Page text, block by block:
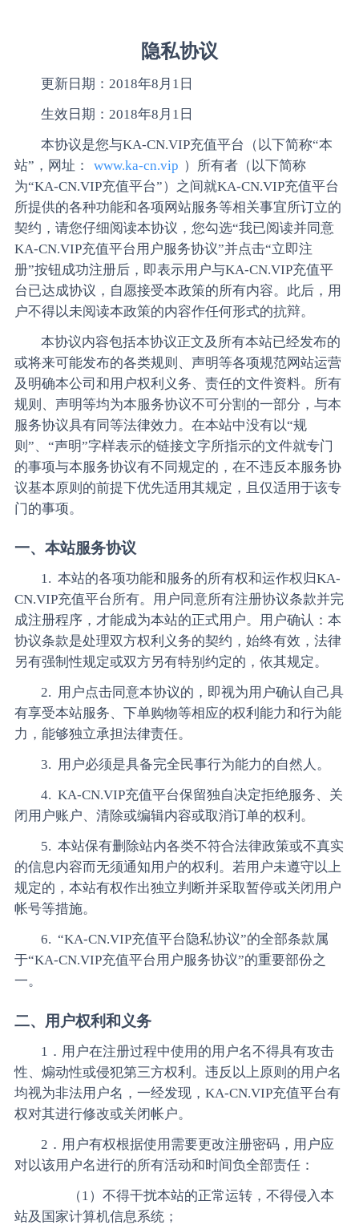
隐私协议
更新日期：2018年8月1日
生效日期：2018年8月1日
本协议是您与KA-CN.VIP充值平台（以下简称“本
站”，网址：
www.ka-cn.vip ）所有者（以下简称
为“KA-CN.VIP充值平台”）之间就KA-CN.VIP充值平台
所提供的各种功能和各项网站服务等相关事宜所订立的
契约，请您仔细阅读本协议，您勾选“我已阅读并同意
KA-CN.VIP充值平台用户服务协议”并点击“立即注
册”按钮成功注册后，即表示用户与KA-CN.VIP充值平
台已达成协议，自愿接受本政策的所有内容。此后，用
户不得以未阅读本政策的内容作任何形式的抗辩。
本协议内容包括本协议正文及所有本站已经发布的
或将来可能发布的各类规则、声明等各项规范网站运营
及明确本公司和用户权利义务、责任的文件资料。所有
规则、声明等均为本服务协议不可分割的一部分，与本
服务协议具有同等法律效力。在本站中没有以“规
则”、“声明”字样表示的链接文字所指示的文件就专门
的事项与本服务协议有不同规定的，在不违反本服务协
议基本原则的前提下优先适用其规定，且仅适用于该专
门的事项。
一、本站服务协议
1. 本站的各项功能和服务的所有权和运作权归KA-
CN.VIP充值平台所有。用户同意所有注册协议条款并完
成注册程序，才能成为本站的正式用户。用户确认：本
协议条款是处理双方权利义务的契约，始终有效，法律
另有强制性规定或双方另有特别约定的，依其规定。
2. 用户点击同意本协议的，即视为用户确认自己具
有享受本站服务、下单购物等相应的权利能力和行为能
力，能够独立承担法律责任。
3. 用户必须是具备完全民事行为能力的自然人。
4. KA-CN.VIP充值平台保留独自决定拒绝服务、关
闭用户账户、清除或编辑内容或取消订单的权利。
5. 本站保有删除站内各类不符合法律政策或不真实
的信息内容而无须通知用户的权利。若用户未遵守以上
规定的，本站有权作出独立判断并采取暂停或关闭用户
帐号等措施。
6. “KA-CN.VIP充值平台隐私协议”的全部条款属
于“KA-CN.VIP充值平台用户服务协议”的重要部份之
一。
二、用户权利和义务
1．用户在注册过程中使用的用户名不得具有攻击
性、煽动性或侵犯第三方权利。违反以上原则的用户名
均视为非法用户名，一经发现，KA-CN.VIP充值平台有
权对其进行修改或关闭帐户。
2．用户有权根据使用需要更改注册密码，用户应
对以该用户名进行的所有活动和时间负全部责任：
（1）不得干扰本站的正常运转，不得侵入本
站及国家计算机信息系统；